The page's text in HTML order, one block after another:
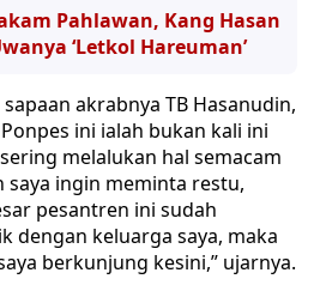
Pahlawan, Kang Hasan
‘Letkol Hareuman’
akrabnya TB Hasanudin,
ini ialah bukan kali ini
melalukan hal semacam
saya ingin meminta restu,
pesantren ini sudah
dengan keluarga saya, maka
berkunjung kesini,” ujarnya.